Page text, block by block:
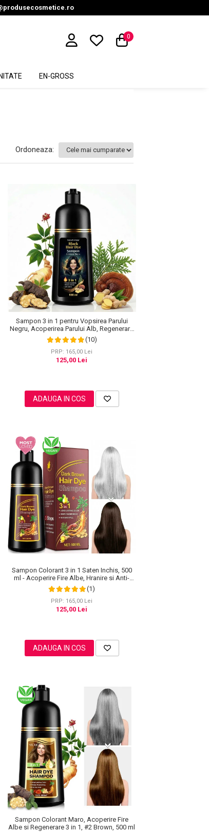
0
EN-GROSS
Ordoneaza:
Sampon 3 in 1 pentru Vopsirea Parului
Negru, Acoperirea Parului Alb, Regenerare
cu Ghimbir, 500 ml
(10)
PRP: 165,00 Lei
125,00 Lei
ADAUGA IN COS
Sampon Colorant 3 in 1 Saten Inchis, 500
ml - Acoperire Fire Albe, Hranire si Anti-
Cadere (1)
PRP: 165,00 Lei
125,00 Lei
ADAUGA IN COS
Sampon Colorant Maro, Acoperire Fire
Albe si Regenerare 3 in 1, #2 Brown, 500 ml